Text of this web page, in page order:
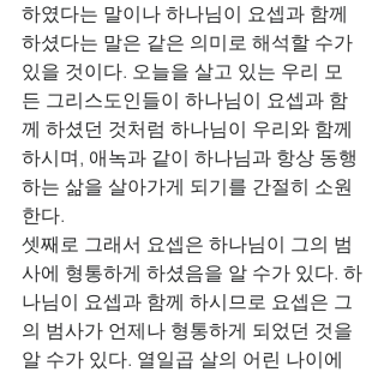
하였다는 말이나 하나님이 요셉과 함께
하셨다는 말은 같은 의미로 해석할 수가
있을 것이다. 오늘을 살고 있는 우리 모
든 그리스도인들이 하나님이 요셉과 함
께 하셨던 것처럼 하나님이 우리와 함께
하시며, 애녹과 같이 하나님과 항상 동행
하는 삶을 살아가게 되기를 간절히 소원
한다.
셋째로 그래서 요셉은 하나님이 그의 범
사에 형통하게 하셨음을 알 수가 있다. 하
나님이 요셉과 함께 하시므로 요셉은 그
의 범사가 언제나 형통하게 되었던 것을
알 수가 있다. 열일곱 살의 어린 나이에